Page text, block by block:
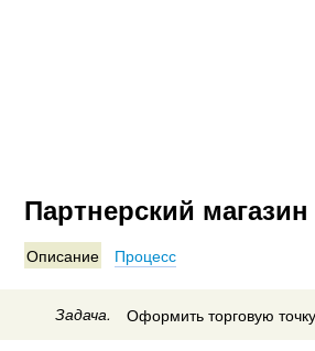
Партнерский
Описание Процесс
Задача. Оформить торговую